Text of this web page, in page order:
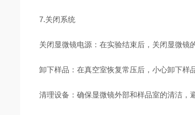
7.关闭系统
关闭显微镜电源：在实验结束后，关闭显微镜
卸下样品：在真空室恢复常压后，小心卸下样
清理设备：确保显微镜外部和样品室的清洁，